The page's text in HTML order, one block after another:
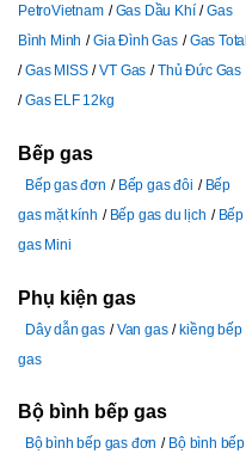
PetroVietnam
Gas Dầu Khí
Gas
Bình Minh
Gia Đình Gas
Gas Total
Gas MISS
VT Gas
Thủ Đức Gas
Gas ELF 12kg
Bếp gas
Bếp gas đơn Bếp gas đôi
Bếp
gas mặt kính
Bếp gas du lịch
Bếp
gas Mini
Phụ kiện gas
Dây dẫn gas Van gas
kiềng bếp
gas
Bộ bình bếp gas
Bộ bình bếp gas đơn
Bộ bình bếp